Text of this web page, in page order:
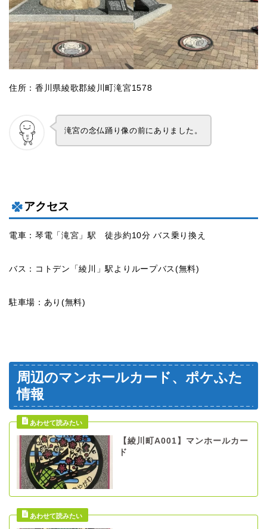
住所：香川県綾歌郡綾川町滝宮1578
滝宮の念仏踊り像の前にありました。
アクセス
電車：琴電「滝宮」駅 徒歩約10分 バス乗り換え
バス：コトデン「綾川」駅よりループバス(無料)
駐車場：あり(無料)
周辺のマンホールカード、ポケふた
情報
【綾川町A001】マンホールカー
ド